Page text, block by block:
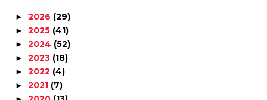
► 2026 (29)
► 2025 (41)
► 2024 (52)
► 2023 (18)
► 2022 (4)
► 2021 (7)